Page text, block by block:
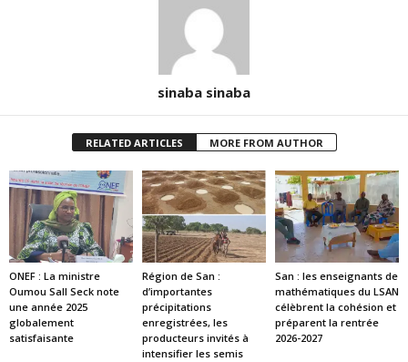
sinaba sinaba
RELATED ARTICLES MORE FROM AUTHOR
ONEF : La ministre
Oumou Sall Seck note
une année 2025
globalement
satisfaisante
Région de San :
d’importantes
précipitations
enregistrées, les
producteurs invités à
intensifier les semis
San : les enseignants de
mathématiques du LSAN
célèbrent la cohésion et
préparent la rentrée
2026-2027